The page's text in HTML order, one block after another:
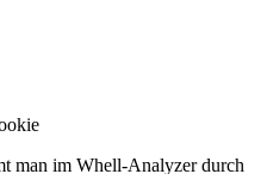
man im Whell-Analyzer durch